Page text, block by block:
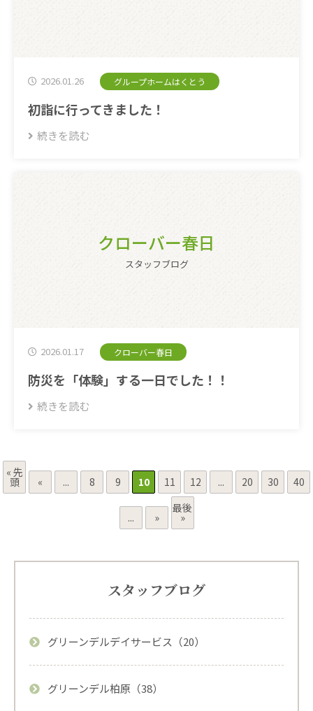
2026.01.26 グループホームはくとう
初詣に行ってきました！
続きを読む
クローバー春日
スタッフブログ
2026.01.17 クローバー春日
防災を「体験」する一日でした！！
続きを読む
« 先
頭 « ... 8 9 10 11 12 ... 20 30 40
... »
最後
»
スタッフブログ
グリーンデルデイサービス（20）
グリーンデル柏原（38）